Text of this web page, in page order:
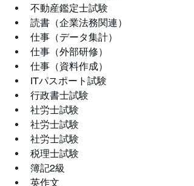
不動産鑑定士試験
読書（企業法務関連）
仕事（データ集計）
仕事（外部研修）
仕事（資料作成）
ITパスポート試験
行政書士試験
社労士試験
社労士試験
社労士試験
税理士試験
簿記2級
英作文